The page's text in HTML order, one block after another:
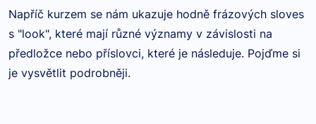
Napříč kurzem se nám ukazuje hodně frázových sloves
s "look", které mají různé významy v závislosti na
předložce nebo příslovci, které je následuje. Pojďme si
je vysvětlit podrobněji.